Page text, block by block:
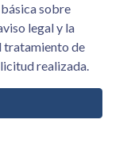
realizada.